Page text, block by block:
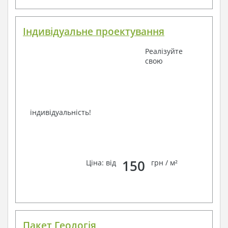
Індивідуальне проектування
Реалізуйте
свою
індивідуальність!
Ціна: від 150 грн / м²